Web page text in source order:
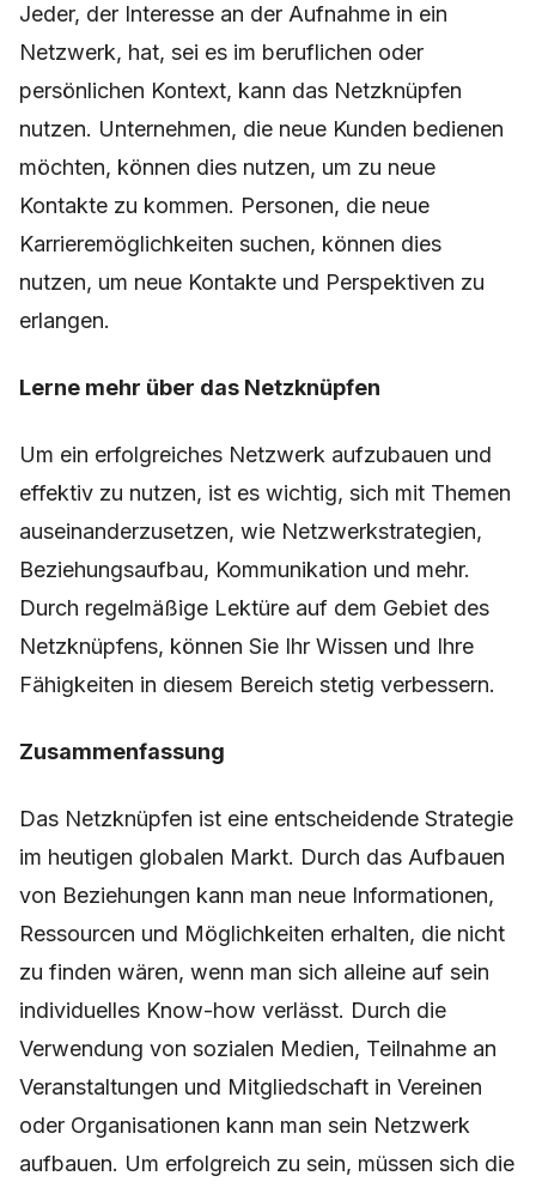
Jeder, der Interesse an der Aufnahme in ein
Netzwerk, hat, sei es im beruflichen oder
persönlichen Kontext, kann das Netzknüpfen
nutzen. Unternehmen, die neue Kunden bedienen
möchten, können dies nutzen, um zu neue
Kontakte zu kommen. Personen, die neue
Karrieremöglichkeiten suchen, können dies
nutzen, um neue Kontakte und Perspektiven zu
erlangen.
Lerne mehr über das Netzknüpfen
Um ein erfolgreiches Netzwerk aufzubauen und
effektiv zu nutzen, ist es wichtig, sich mit Themen
auseinanderzusetzen, wie Netzwerkstrategien,
Beziehungsaufbau, Kommunikation und mehr.
Durch regelmäßige Lektüre auf dem Gebiet des
Netzknüpfens, können Sie Ihr Wissen und Ihre
Fähigkeiten in diesem Bereich stetig verbessern.
Zusammenfassung
Das Netzknüpfen ist eine entscheidende Strategie
im heutigen globalen Markt. Durch das Aufbauen
von Beziehungen kann man neue Informationen,
Ressourcen und Möglichkeiten erhalten, die nicht
zu finden wären, wenn man sich alleine auf sein
individuelles Know-how verlässt. Durch die
Verwendung von sozialen Medien, Teilnahme an
Veranstaltungen und Mitgliedschaft in Vereinen
oder Organisationen kann man sein Netzwerk
aufbauen. Um erfolgreich zu sein, müssen sich die